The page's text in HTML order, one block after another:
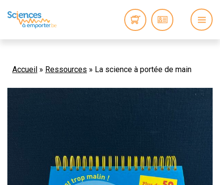
Accueil » Ressources » La science à portée de main